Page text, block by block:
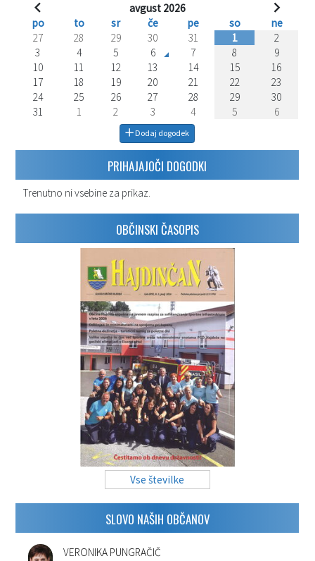
avgust 2026
po
to sr če pe so
ne
27
28 29 30 31 1
2
3
4 5 6 7 8
9
10
11 12 13 14 15
16
17
18 19 20 21 22
23
24
25 26 27 28 29
30
31
1 2 3 4 5 6
Dodaj dogodek
PRIHAJAJOČI DOGODKI
Trenutno ni vsebine za prikaz.
OBČINSKI ČASOPIS
Vse številke
SLOVO NAŠIH OBČANOV
VERONIKA PUNGRAČIČ